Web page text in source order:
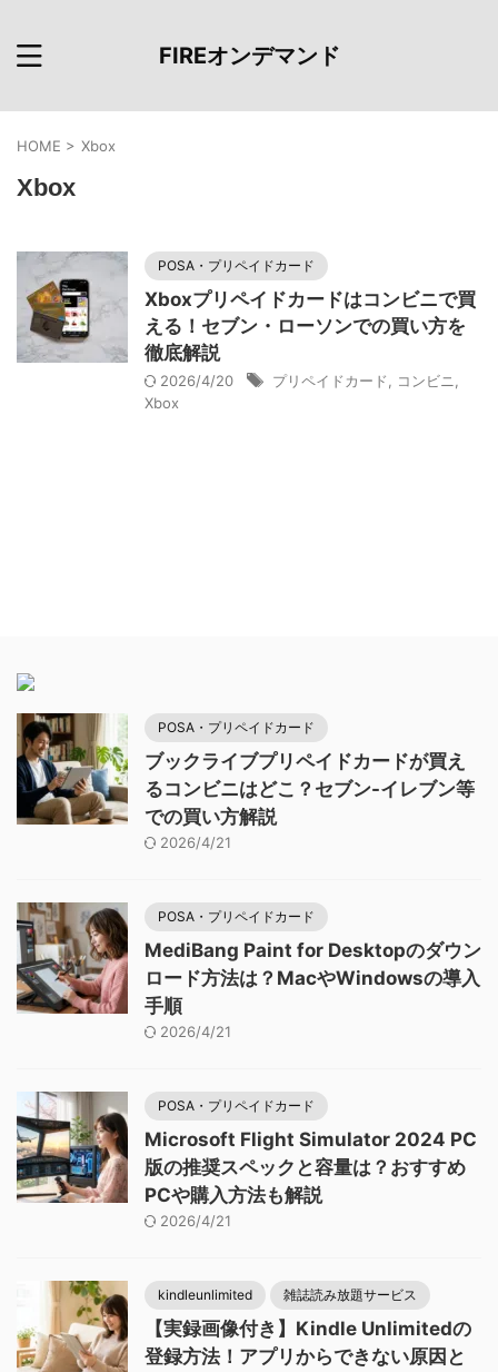
FIREオンデマンド
HOME > Xbox
Xbox
POSA・プリペイドカード
Xboxプリペイドカードはコンビニで買
える！セブン・ローソンでの買い方を
徹底解説
2026/4/20 プリペイドカード コンビニ
Xbox
POSA・プリペイドカード
ブックライブプリペイドカードが買え
るコンビニはどこ？セブン-イレブン等
での買い方解説
2026/4/21
POSA・プリペイドカード
MediBang Paint for Desktopのダウン
ロード方法は？MacやWindowsの導入
手順
2026/4/21
POSA・プリペイドカード
Microsoft Flight Simulator 2024 PC
版の推奨スペックと容量は？おすすめ
PCや購入方法も解説
2026/4/21
kindleunlimited 雑誌読み放題サービス
【実録画像付き】Kindle Unlimitedの
登録方法！アプリからできない原因と